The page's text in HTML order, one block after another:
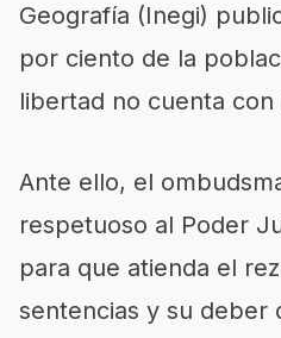
Geografía (Inegi)
por ciento de la
libertad no cuenta con
Ante ello, el
respetuoso al Poder
para que atienda el
sentencias y su deber